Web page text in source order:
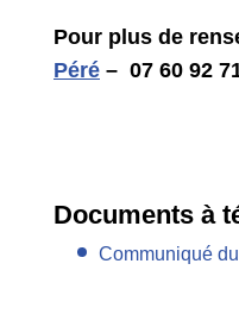
Pour plus de
Péré – 07 60 92
Documents à
Communiqué